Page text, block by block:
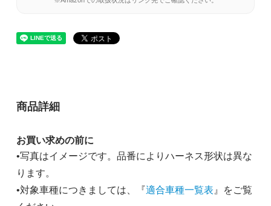
商品詳細
お買い求めの前に
•写真はイメージです。品番によりハーネス形状は異な
ります。
•対象車種につきましては、『適合車種一覧表 』をご覧